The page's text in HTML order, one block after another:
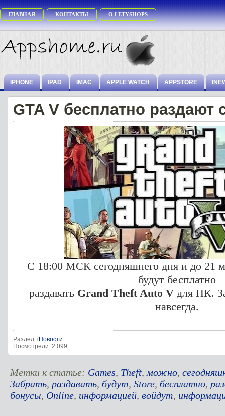
ГЛАВНАЯ КОНТАКТЫ О LETYSHOPS
IPHONE IPAD IMAC APPLE WATCH APPSTORE
GTA V бесплатно раздают
С 18:00 МСК сегодняшнего дня и до 21
будут бесплатно
раздавать Grand Theft Auto V для ПК.
навсегда.
Раздел: iНовости
Посмотрели: 2 099
Метки к статье: Games, Theft,можно,
Забрать, раздавать, будут, Store, бесплатно,
бонусы, Online, информацией, войдут,